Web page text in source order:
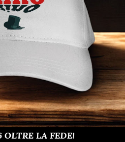
LA FEDE!